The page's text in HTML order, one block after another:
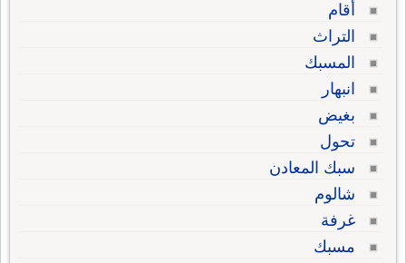
أقام
التراث
المسبك
انبهار
بغيض
تحول
سبك المعادن
شالوم
غرفة
مسبك